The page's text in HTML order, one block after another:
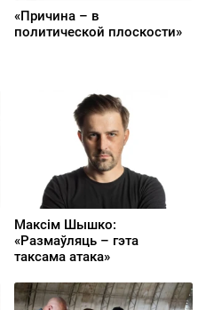
«Причина – в
политической плоскости»
Максім Шышко:
«Размаўляць – гэта
таксама атака»